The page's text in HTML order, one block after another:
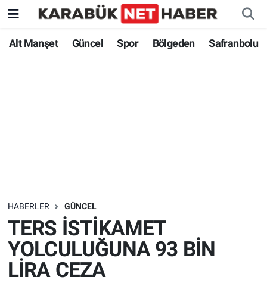
Alt Manşet Güncel Spor Bölgeden Safranbolu
HABERLER GÜNCEL
TERS İSTİKAMET
YOLCULUĞUNA 93 BİN
LİRA CEZA